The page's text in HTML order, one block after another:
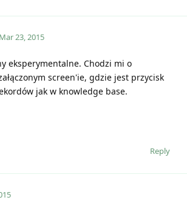
Mar 23, 2015
eksperymentalne. Chodzi mi o
screen'ie, gdzie jest przycisk
jak w knowledge base.
Reply